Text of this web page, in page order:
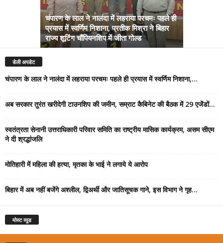
चंपारण के लाल ने नालंदा में लहराया परचमः पहले ही
प्रयास में स्वर्णिम निशाना, प्रतीक मिश्रा ने बिहार
राज्य शूटिंग चौंपियनशिप में जीता गोल्ड
डेली अपडेट
चंपारण के लाल ने नालंदा में लहराया परचमः पहले ही प्रयास में स्वर्णिम निशाना,...
अब सरकार तुरंत खरीदेगी टाउनशिप की जमीन, सम्राट कैबिनेट की बैठक में 29 एजेंडों...
स्वतंत्रता सेनानी उत्तराधिकारी परिवार समिति का राष्ट्रीय मासिक कार्यक्रम, असम सीएम
ने दी श्रद्धांजलि
मोतिहारी में महिला की हत्या, मृतका के भाई ने लगाये ये आरोप
बिहार में अब नहीं बजेंगे अश्लील, द्विअर्थी और जातिसूचक गाने, इस विभाग ने गृह...
मोस्ट व्यूड